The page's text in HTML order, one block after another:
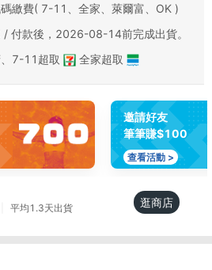
繳費( 7-11、全家、萊爾富、OK )
/ 付款後，2026-08-14前完成出貨。
7-11超取 全家超取
邀請好友
筆筆賺$100
查看活動 >
平均 1.3天出貨 逛商店